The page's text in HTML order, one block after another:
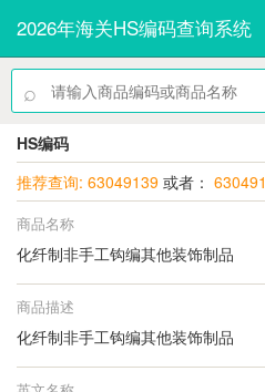
2026年海关HS编码查询系统
⌕
HS编码
推荐查询: 63049139 或者： 630491
商品名称
化纤制非手工钩编其他装饰制品
商品描述
化纤制非手工钩编其他装饰制品